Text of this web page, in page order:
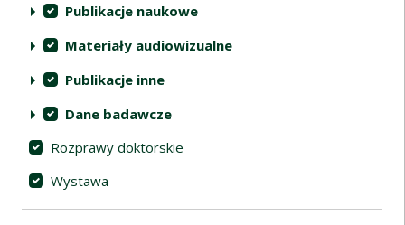
Publikacje naukowe
Materiały audiowizualne
Publikacje inne
Dane badawcze
Rozprawy doktorskie
Wystawa